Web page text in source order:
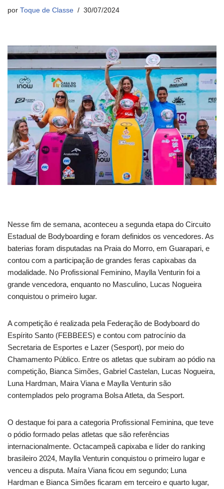
por Toque de Classe 30/07/2024
Nesse fim de semana, aconteceu a segunda etapa do Circuito
Estadual de Bodyboarding e foram definidos os vencedores. As
baterias foram disputadas na Praia do Morro, em Guarapari, e
contou com a participação de grandes feras capixabas da
modalidade. No Profissional Feminino, Maylla Venturin foi a
grande vencedora, enquanto no Masculino, Lucas Nogueira
conquistou o primeiro lugar.
A competição é realizada pela Federação de Bodyboard do
Espírito Santo (FEBBEES) e contou com patrocínio da
Secretaria de Esportes e Lazer (Sesport), por meio do
Chamamento Público. Entre os atletas que subiram ao pódio na
competição, Bianca Simões, Gabriel Castelan, Lucas Nogueira,
Luna Hardman, Maira Viana e Maylla Venturin são
contemplados pelo programa Bolsa Atleta, da Sesport.
O destaque foi para a categoria Profissional Feminina, que teve
o pódio formado pelas atletas que são referências
internacionalmente. Octacampeã capixaba e líder do ranking
brasileiro 2024, Maylla Venturin conquistou o primeiro lugar e
venceu a disputa. Maíra Viana ficou em segundo; Luna
Hardman e Bianca Simões ficaram em terceiro e quarto lugar,